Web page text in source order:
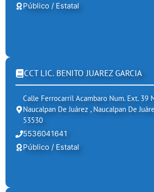
Público / Estatal
CCT LIC. BENITO JUAREZ GARCIA
Calle Ferrocarril Acambaro Num. Ext. 39
Naucalpan De Juárez , Naucalpan De
53530
5536041641
Público / Estatal